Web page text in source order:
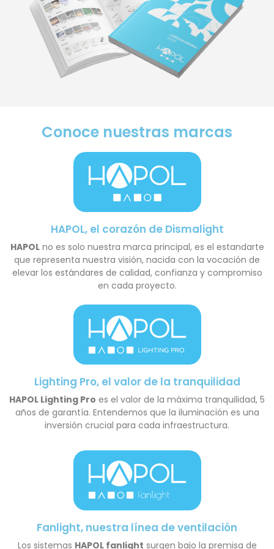
Conoce nuestras marcas
HAPOL, el corazón de Dismalight
HAPOLno es solo nuestra marca principal, es el estandarte
que representa nuestra visión, nacida con la vocación de
elevar los estándares de calidad, confianza y compromiso
en cada proyecto.
Lighting Pro, el valor de la tranquilidad
HAPOL Lighting Pro es el valor de la máxima tranquilidad, 5
años de garantía. Entendemos que la iluminación es una
inversión crucial para cada infraestructura.
Fanlight, nuestra línea de ventilación
Los sistemas HAPOL fanlight surgen bajo la premisa de